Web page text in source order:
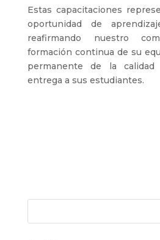
Estas capacitaciones
oportunidad de
reafirmando nuestro
formación continua de su
permanente de la calidad
entrega a sus estudiantes.